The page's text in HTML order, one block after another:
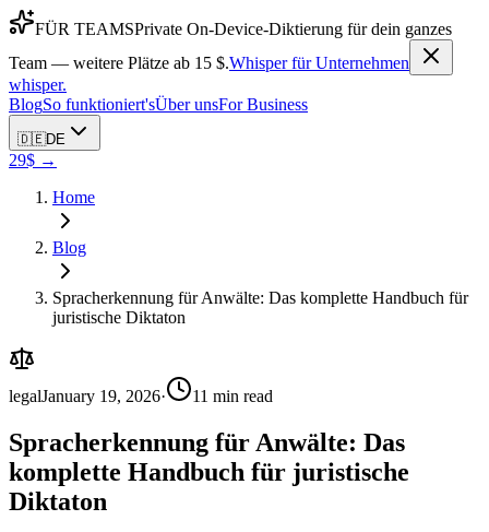
FÜR TEAMSPrivate On-Device-Diktierung für dein ganzes
Team — weitere Plätze ab 15 $.Whisper für Unternehmen
whisper.
BlogSo funktioniert'sÜber unsFor Business
🇩🇪DE
29$ →
Home
Blog
Spracherkennung für Anwälte: Das komplette Handbuch für
juristische Diktaton
legalJanuary 19, 2026· 11 min read
Spracherkennung für Anwälte: Das
komplette Handbuch für juristische
Diktaton